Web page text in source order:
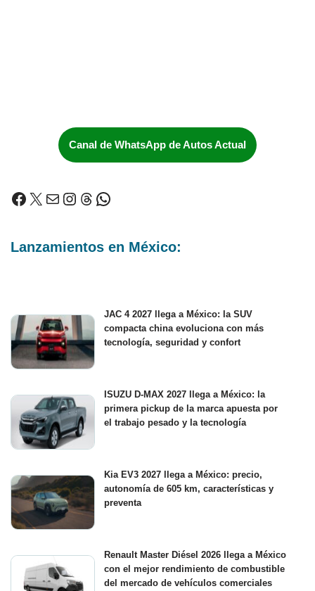
Canal de WhatsApp de Autos Actual
Lanzamientos en México:
JAC 4 2027 llega a México: la SUV
compacta china evoluciona con más
tecnología, seguridad y confort
ISUZU D-MAX 2027 llega a México: la
primera pickup de la marca apuesta por
el trabajo pesado y la tecnología
Kia EV3 2027 llega a México: precio,
autonomía de 605 km, características y
preventa
Renault Master Diésel 2026 llega a México
con el mejor rendimiento de combustible
del mercado de vehículos comerciales